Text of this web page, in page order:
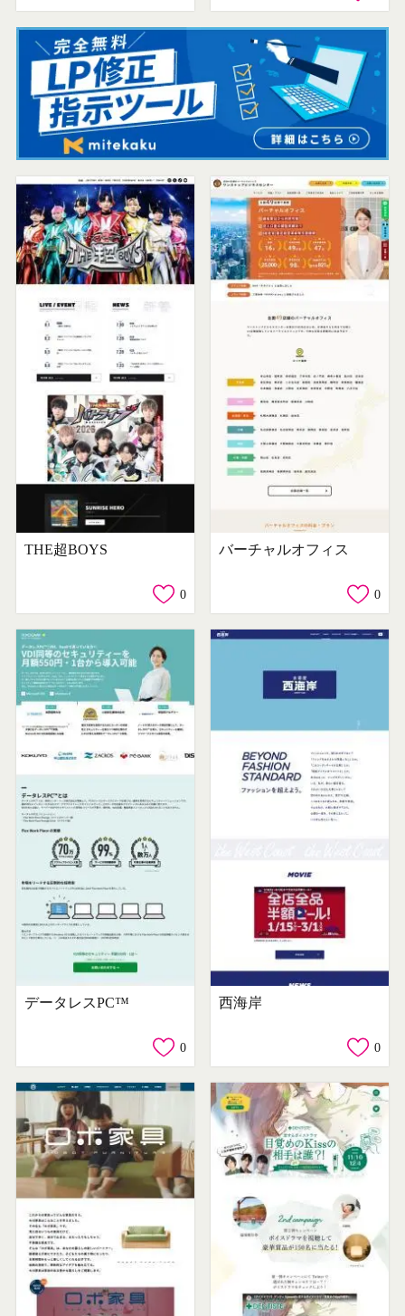
THE超BOYS
0
バーチャルオフィス
0
データレスPC™
0
西海岸
0